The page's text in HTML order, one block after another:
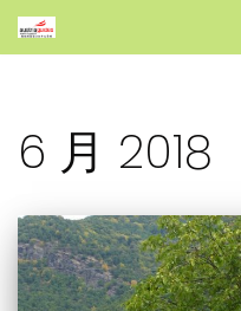
文
6 月 2018